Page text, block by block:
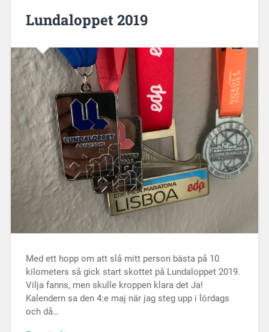
Lundaloppet 2019
Med ett hopp om att slå mitt person bästa på 10
kilometers så gick start skottet på Lundaloppet 2019.
Vilja fanns, men skulle kroppen klara det Ja!
Kalendern sa den 4:e maj när jag steg upp i lördags
och då…